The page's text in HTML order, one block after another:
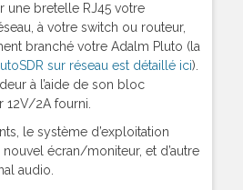
une bretelle RJ45 votre
à votre switch ou routeur,
branché votre Adalm Pluto (la
sur réseau est détaillé ici).
à l’aide de son bloc
12V/2A fourni.
le système d’exploitation
nouvel écran/moniteur, et d’autre
audio.